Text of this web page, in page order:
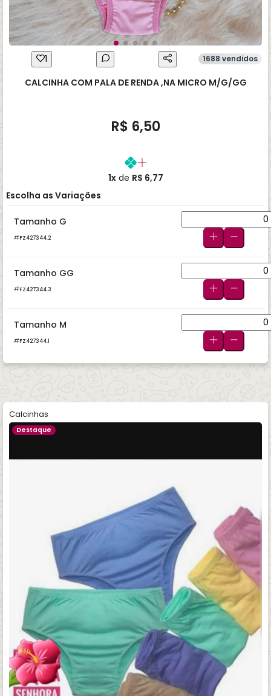
1 1688 vendidos
CALCINHA COM PALA DE RENDA ,NA MICRO M/G/GG
R$ 6,50
1xde R$ 6,77
Escolha as Variações
Tamanho G
FZ427344.2
Tamanho GG
FZ427344.3
Tamanho M
FZ427344.1
Calcinhas
Destaque